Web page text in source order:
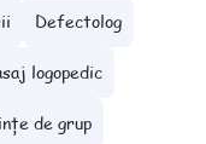
Defectolog
logopedic
de grup